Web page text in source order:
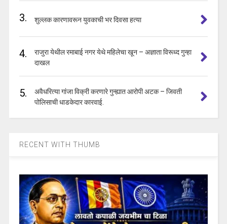
3. शुल्लक कारणावरून युवकाची भर दिवसा हत्या
4.
राजुरा येथील रमाबाई नगर येथे महिलेचा खून – अज्ञाता विरूध्द गुन्हा
दाखल
5.
अवैधरित्या गांजा विक्री करणारे गुन्ह्यात आरोपी अटक – जिवती
पोलिसाची धाडकेदार कारवाई.
RECENT WITH THUMB